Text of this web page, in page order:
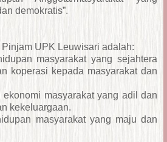
demokratis”.
UPK Leuwisari adalah:
masyarakat yang sejahtera
koperasi kepada masyarakat dan
ekonomi masyarakat yang adil dan
kekeluargaan.
masyarakat yang maju dan